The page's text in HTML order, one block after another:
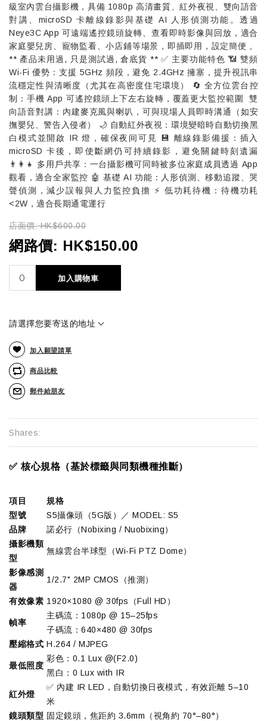
級室內雲台攝影機，具備 1080p 高清畫質、紅外夜視、雙向語音
對講、microSD 卡離線錄影與基礎 AI 人形偵測功能。透過
Neye3C App 可遠端遙控鏡頭旋轉、查看即時影像與回放，適合
家庭嬰兒房、寵物監看、小店鋪等場景，即插即用，設定簡便 。
** 產品未用過, 只是測試過, 倉底貨 ** ✅ 主要功能特色 📶 雙頻
Wi-Fi 優勢：支援 5GHz 頻段，避免 2.4GHz 擁塞，提升視訊串
流穩定性與清晰度（尤其在高密度住宅環境） 🔄 全方位雲台控
制：手機 App 可遙控鏡頭上下左右旋轉，覆蓋更大監控範圍 ️ 雙
向語音對講：內建麥克風與喇叭，可與現場人員即時溝通（如安
撫嬰兒、警告入侵者） 🌙 自動紅外夜視：環境變暗時自動切換黑
白模式並開啟 IR 燈，確保夜间可見 💾 離線錄影備援：插入
microSD 卡後，即使斷網仍可持續錄影，避免關鍵時刻遺漏
👨‍👩‍👧‍ 多用戶共享：一台攝影機可同時被多位家庭成員透過 App
觀看，適合全家監控 🤖 基礎 AI 功能：人形偵測、移動追蹤、哭
聲偵測，減少誤報與人力監控負擔 ⚡ 低功耗待機：待機功耗
<2W，適合長期通電運行
店面價: HK$600.00
網路價: HK$150.00
加入購物車
請選擇您要寄送的地址
加入願望請單
商品比較
郵件給朋友
Shares:
✅ 核心規格（基於標籤與同類機種推斷）
項目
規格
型號
S5攝像頭（5G版）／ MODEL: S5
品牌
諾必行（Nobixing / Nuobixing）
攝影機類
型
無線雲台半球型（Wi-Fi PTZ Dome）
影像感測
器
1/2.7" 2MP CMOS（推測）
有效像素 1920×1080 @ 30fps（Full HD）
幀率
主碼流：1080p @ 15–25fps
子碼流：640×480 @ 30fps
壓縮格式 H.264 / MJPEG
最低照度
彩色：0.1 Lux @(F2.0)
黑白：0 Lux with IR
紅外燈
✅ 內建 IR LED，自動切換日夜模式，有效距離 5–10
米
鏡頭類型 固定鏡頭，焦距約 3.6mm（視角約 70°–80°）